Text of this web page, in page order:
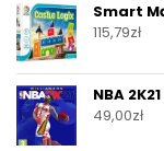
Smart
115,79zł
NBA
49,00zł